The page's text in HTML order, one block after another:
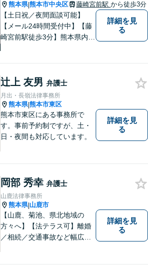
熊本県|熊本市中央区 藤崎宮前駅 から徒歩3分
【土日祝／夜間面談可能】
【メール24時間受付中】【藤
崎宮前駅徒歩3分】熊本県内及
の方の契約関係トラブルまで
幅広くご相談いただいており
ます。お気軽にご相談くださ
い。
詳細を見
る
辻上 友男 弁護士
月出・長嶺法律事務所
熊本県|熊本市東区
熊本市東区にある事務所で
す。事前予約制ですが、土・
日・夜間も対応しています。
詳細を見
る
岡部 秀幸 弁護士
山鹿法律事務所
熊本県|山鹿市
【山鹿、菊池、県北地域の
方々へ】【法テラス可】離婚
／相続／交通事故など幅広く
詳細を見
る